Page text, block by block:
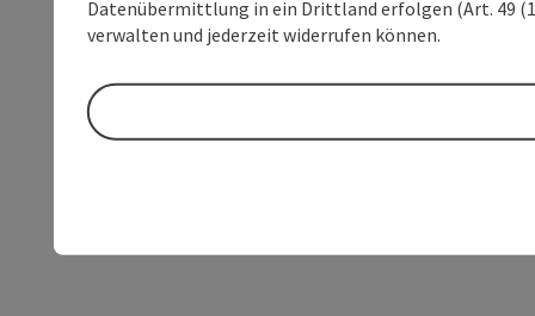
Datenübermittlung in ein Drittland erfolgen (Art. 49
verwalten und jederzeit widerrufen können.